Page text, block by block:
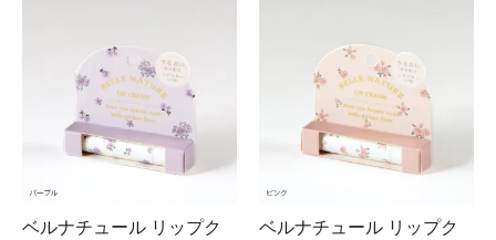
ベルナチュール リップク
ベルナチュール リップク